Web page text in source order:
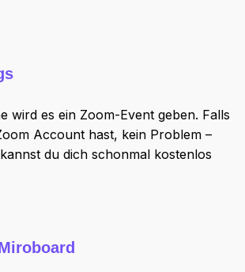
wird es ein Zoom-Event geben. Falls
Account hast, kein Problem –
kannst du dich schonmal kostenlos